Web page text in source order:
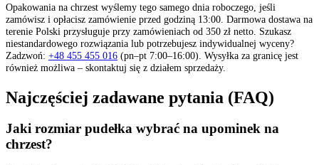
Opakowania na chrzest wyślemy tego samego dnia roboczego, jeśli
zamówisz i opłacisz zamówienie przed godziną 13:00. Darmowa dostawa na
terenie Polski przysługuje przy zamówieniach od 350 zł netto. Szukasz
niestandardowego rozwiązania lub potrzebujesz indywidualnej wyceny?
Zadzwoń: +48 455 455 016 (pn–pt 7:00–16:00). Wysyłka za granicę jest
również możliwa – skontaktuj się z działem sprzedaży.
Najczęściej zadawane pytania (FAQ)
Jaki rozmiar pudełka wybrać na upominek na
chrzest?